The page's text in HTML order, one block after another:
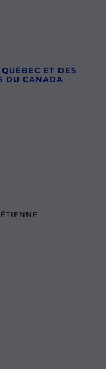
ET DES
DU CANADA